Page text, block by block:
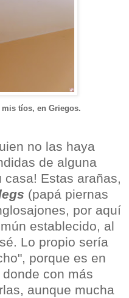
mis tíos, en Griegos.
no las haya
de alguna
Estas arañas,
(papá piernas
por aquí
establecido, al
Lo propio sería
porque es en
con más
aunque mucha